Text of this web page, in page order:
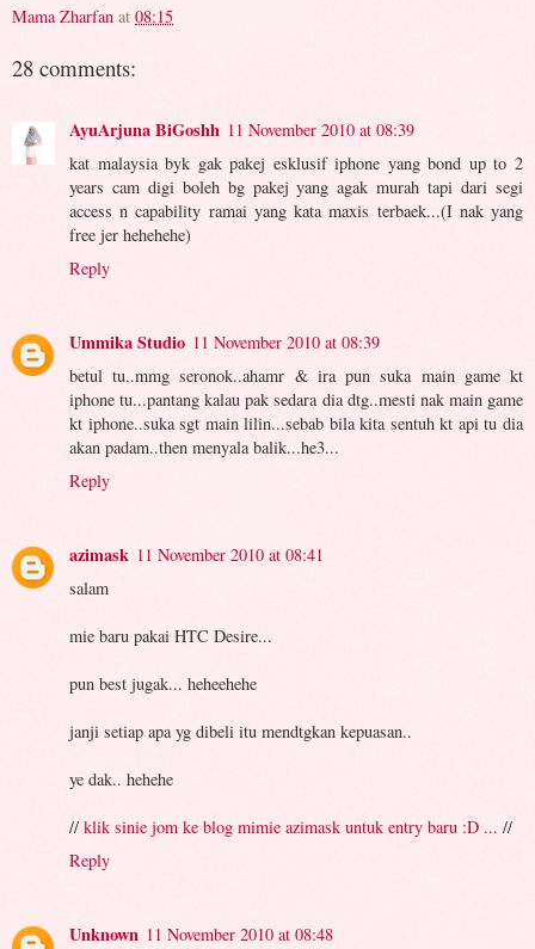
Mama Zharfan at 08:15
28 comments:
AyuArjuna BiGoshh 11 November 2010 at 08:39
kat malaysia byk gak pakej esklusif iphone yang bond up to 2
years cam digi boleh bg pakej yang agak murah tapi dari segi
access n capability ramai yang kata maxis terbaek...(I nak yang
free jer hehehehe)
Reply
Ummika Studio 11 November 2010 at 08:39
betul tu..mmg seronok..ahamr & ira pun suka main game kt
iphone tu...pantang kalau pak sedara dia dtg..mesti nak main game
kt iphone..suka sgt main lilin...sebab bila kita sentuh kt api tu dia
akan padam..then menyala balik...he3...
Reply
azimask 11 November 2010 at 08:41
salam
mie baru pakai HTC Desire...
pun best jugak... heheehehe
janji setiap apa yg dibeli itu mendtgkan kepuasan..
ye dak.. hehehe
// klik sinie jom ke blog mimie azimask untuk entry baru :D ... //
Reply
Unknown 11 November 2010 at 08:48